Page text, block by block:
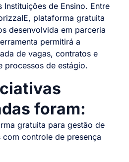
Instituições de Ensino. Entre
plataforma gratuita
desenvolvida em parceria
permitirá a
de vagas, contratos e
processos de estágio.
foram:
gratuita para gestão de
controle de presença